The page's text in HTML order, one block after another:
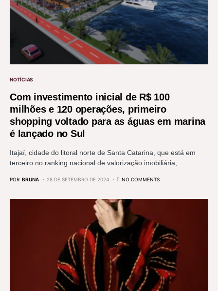
NOTÍCIAS
Com investimento inicial de R$ 100
milhões e 120 operações, primeiro
shopping voltado para as águas em marina
é lançado no Sul
Itajaí, cidade do litoral norte de Santa Catarina, que está em
terceiro no ranking nacional de valorização imobiliária,…
POR BRUNA 28 DE SETEMBRO DE 2024 NO COMMENTS